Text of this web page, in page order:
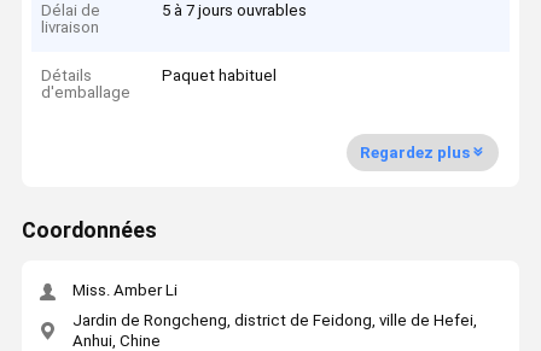
Délai de
livraison
5 à 7 jours ouvrables
Détails
d'emballage
Paquet habituel
Regardez plus
Coordonnées
Miss. Amber Li
Jardin de Rongcheng, district de Feidong, ville de Hefei,
Anhui, Chine